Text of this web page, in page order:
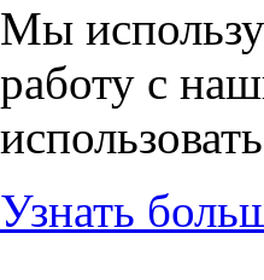
Мы
работу с
Узнать